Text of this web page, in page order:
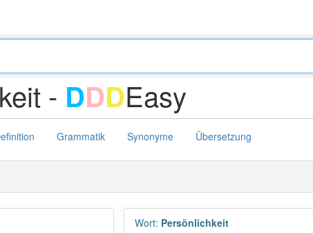
- DDDEasy
Grammatik Synonyme Übersetzung
Wort: Persönlichkeit